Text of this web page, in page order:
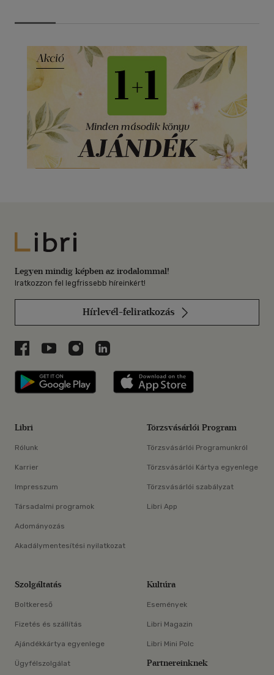
Libri
Legyen mindig képben az irodalommal!
Iratkozzon fel legfrissebb híreinkért!
Hírlevél-feliratkozás
Libri a Facebookon
Libri a Youtube-on
Libri az Instagramon
Libri a LinkedInen
Libri applikáció Szerezd meg: Google
Libri
Rólunk
Karrier
Impresszum
Társadalmi programok
Adományozás
Akadálymentesítési nyilatkozat
Törzsvásárlói Program
Törzsvásárlói Programunkról
Törzsvásárlói Kártya egyenlege
Törzsvásárlói szabályzat
Libri App
Szolgáltatás
Boltkereső
Fizetés és szállítás
Ajándékkártya egyenlege
Ügyfélszolgálat
Kultúra
Események
Libri Magazin
Libri Mini Polc
Partnereinknek